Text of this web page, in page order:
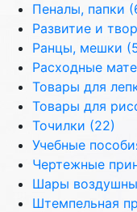
Пеналы, папки
Развитие и
Ранцы, мешки
Расходные
Товары для
Товары для
Точилки (22)
Учебные
Чертежные
Шары
Штемпельная